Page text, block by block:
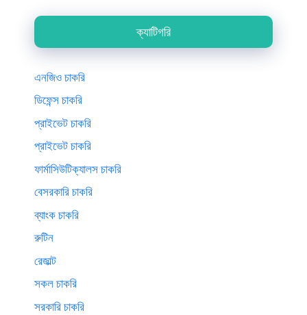
ক্যাটিগরি
এনজিও চাকরি
ডিফেন্স চাকরি
প্রাইভেট চাকরি
প্রাইভেট চাকরি
ফার্মাসিউটিক্যালস চাকরি
বেসরকারি চাকরি
ব্যাংক চাকরি
রুটিন
রেজাল্ট
সকল চাকরি
সরকারি চাকরি